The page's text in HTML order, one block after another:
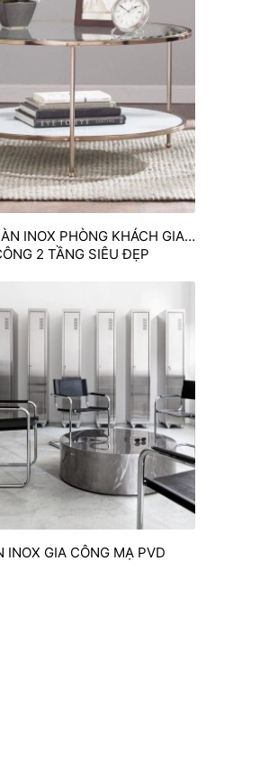
INOX PHÒNG KHÁCH GIA
2 TẦNG SIÊU ĐẸP
INOX GIA CÔNG MẠ PVD